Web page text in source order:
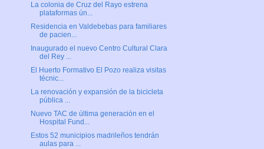
La colonia de Cruz del Rayo estrena
plataformas ún...
Residencia en Valdebebas para familiares
de pacien...
Inaugurado el nuevo Centro Cultural Clara
del Rey ...
El Huerto Formativo El Pozo realiza visitas
técnic...
La renovación y expansión de la bicicleta
pública ...
Nuevo TAC de última generación en el
Hospital Fund...
Estos 52 municipios madrileños tendrán
aulas para ...